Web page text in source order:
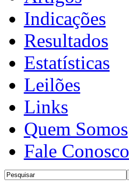
Indicações
Resultados
Estatísticas
Leilões
Links
Quem Somos
Fale Conosco